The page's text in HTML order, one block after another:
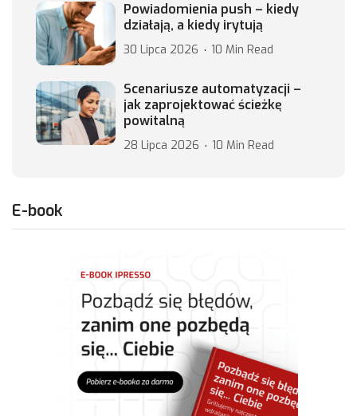
Powiadomienia push – kiedy
działają, a kiedy irytują
30 Lipca 2026 10 Min Read
Scenariusze automatyzacji –
jak zaprojektować ścieżkę
powitalną
28 Lipca 2026 10 Min Read
E-book